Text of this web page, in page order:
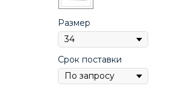
Размер
Срок поставки